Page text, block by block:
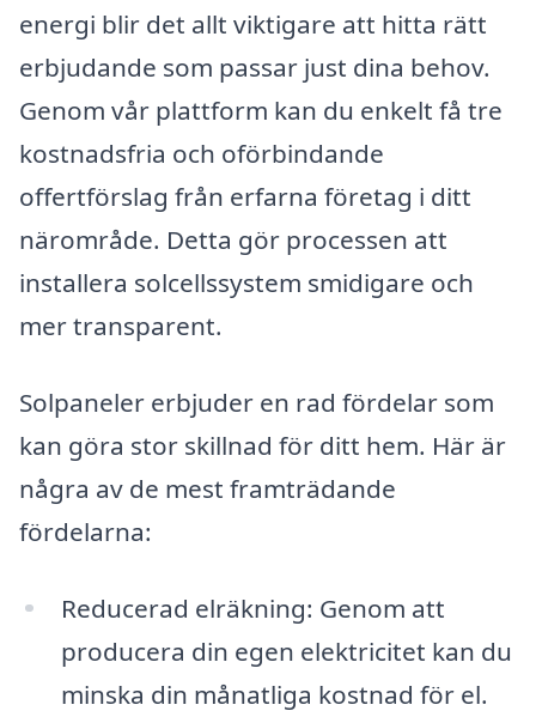
energi blir det allt viktigare att hitta rätt
erbjudande som passar just dina behov.
Genom vår plattform kan du enkelt få tre
kostnadsfria och oförbindande
offertförslag från erfarna företag i ditt
närområde. Detta gör processen att
installera solcellssystem smidigare och
mer transparent.
Solpaneler erbjuder en rad fördelar som
kan göra stor skillnad för ditt hem. Här är
några av de mest framträdande
fördelarna:
Reducerad elräkning: Genom att
producera din egen elektricitet kan du
minska din månatliga kostnad för el.